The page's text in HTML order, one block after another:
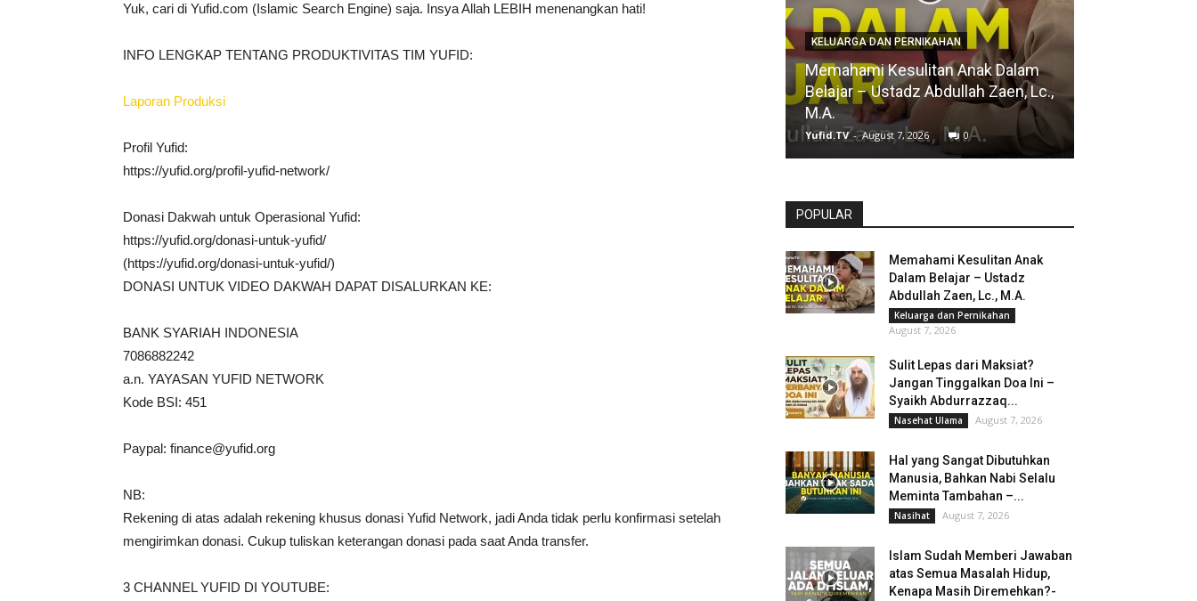
Yuk, cari di Yufid.com (Islamic Search Engine) saja. Insya Allah LEBIH menenangkan hati!
INFO LENGKAP TENTANG PRODUKTIVITAS TIM YUFID:
Laporan Produksi
Profil Yufid:
https://yufid.org/profil-yufid-network/
Donasi Dakwah untuk Operasional Yufid:
https://yufid.org/donasi-untuk-yufid/
(https://yufid.org/donasi-untuk-yufid/)
DONASI UNTUK VIDEO DAKWAH DAPAT DISALURKAN KE:
BANK SYARIAH INDONESIA
7086882242
a.n. YAYASAN YUFID NETWORK
Kode BSI: 451
Paypal: finance@yufid.org
NB:
Rekening di atas adalah rekening khusus donasi Yufid Network, jadi Anda tidak perlu konfirmasi setelah
mengirimkan donasi. Cukup tuliskan keterangan donasi pada saat Anda transfer.
3 CHANNEL YUFID DI YOUTUBE:
KELUARGA DAN PERNIKAHAN
Memahami Kesulitan Anak Dalam
Belajar – Ustadz Abdullah Zaen, Lc.,
M.A.
Yufid.TV - August 7, 2026 0
POPULAR
Memahami Kesulitan Anak
Dalam Belajar – Ustadz
Abdullah Zaen, Lc., M.A.
Keluarga dan Pernikahan
August 7, 2026
Sulit Lepas dari Maksiat?
Jangan Tinggalkan Doa Ini –
Syaikh Abdurrazzaq...
Nasehat Ulama August 7, 2026
Hal yang Sangat Dibutuhkan
Manusia, Bahkan Nabi Selalu
Meminta Tambahan –...
Nasihat August 7, 2026
Islam Sudah Memberi Jawaban
atas Semua Masalah Hidup,
Kenapa Masih Diremehkan?-